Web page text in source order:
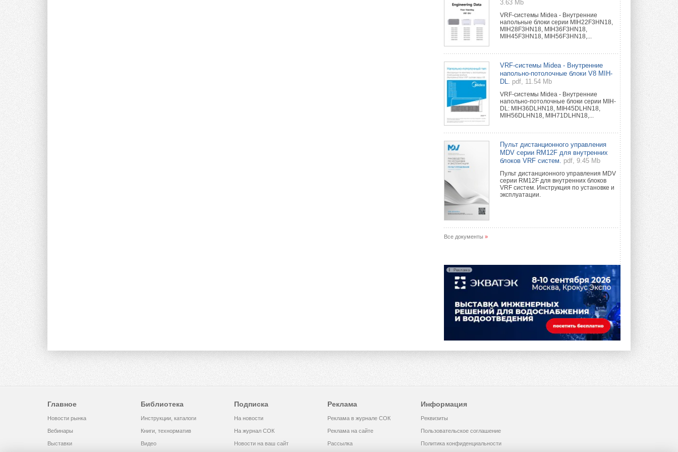
3.63 Mb
VRF-системы Midea - Внутренние
напольные блоки серии MIH22F3HN18,
MIH28F3HN18, MIH36F3HN18,
MIH45F3HN18, MIH56F3HN18,...
VRF-системы Midea - Внутренние
напольно-потолочные блоки V8 MIH-
DL.
pdf, 11.54 Mb
VRF-системы Midea - Внутренние
напольно-потолочные блоки серии MIH-
DL: MIH36DLHN18, MIH45DLHN18,
MIH56DLHN18, MIH71DLHN18,...
Пульт дистанционного управления
MDV серии RM12F для внутренних
блоков VRF систем.
pdf, 9.45 Mb
Пульт дистанционного управления MDV
серии RM12F для внутренних блоков
VRF систем. Инструкция по установке и
эксплуатации.
Все документы »
Реклама
Главное
Новости рынка
Вебинары
Выставки
Библиотека
Инструкции, каталоги
Книги, технорматив
Видео
Подписка
На новости
На журнал СОК
Новости на ваш сайт
Реклама
Реклама в журнале СОК
Реклама на сайте
Рассылка
Информация
Реквизиты
Пользовательское соглашение
Политика конфиденциальности